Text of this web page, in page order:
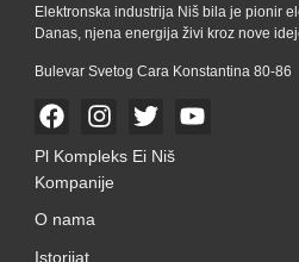
Elektronska industrija Niš bila je pionir
Danas, njena energija živi kroz nove
Bulevar Svetog Cara Konstantina 80-86
Pl Kompleks Ei Niš
Kompanije
O nama
Istorijat